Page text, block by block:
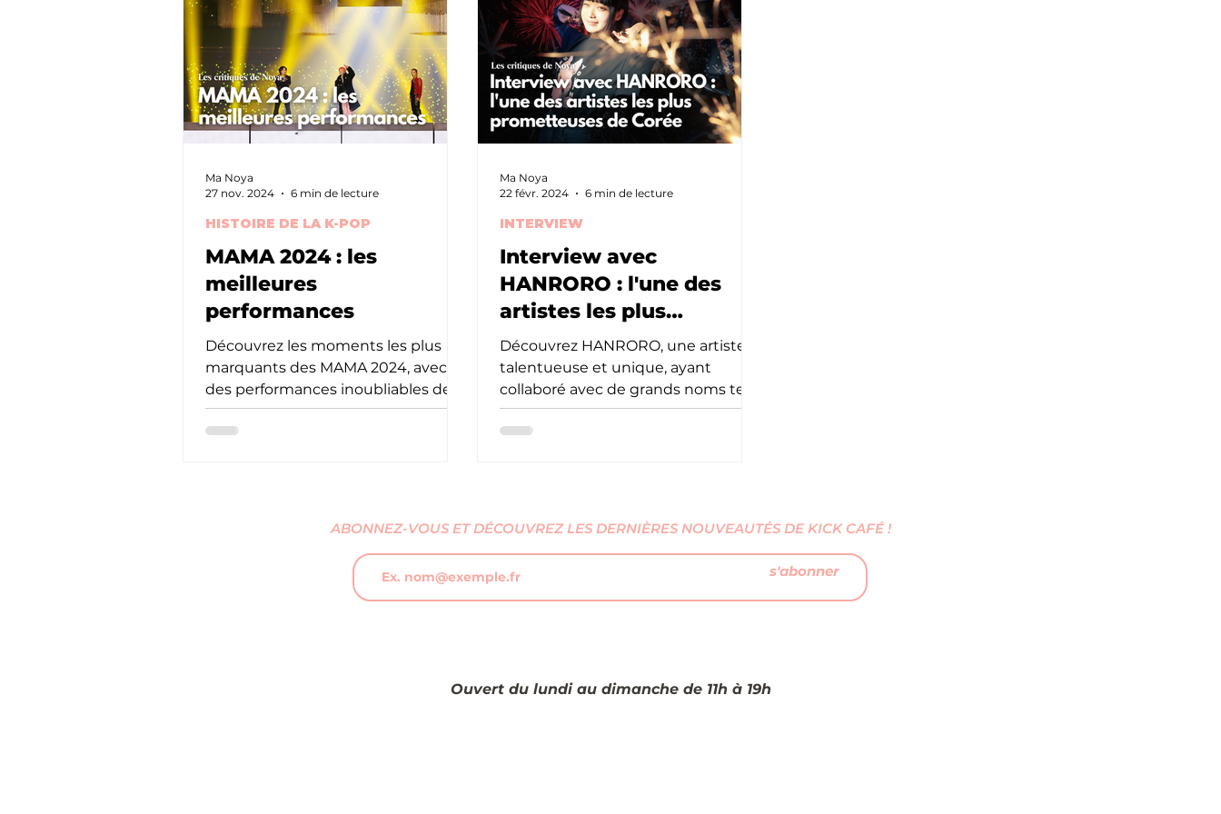
MAMA 2024 : les
meilleures
performances
Découvrez les moments les plus
marquants des MAMA 2024, avec
des performances inoubliables de
BIGBANG, G-DRAGON, Rosé, TXT, et
bien d'autres
HISTOIRE DE LA K-POP
Ma Noya
27 nov. 2024
6 min de lecture
Interview avec
HANRORO : l'une des
artistes les plus
prometteuses de Corée
Découvrez HANRORO, une artiste
talentueuse et unique, ayant
collaboré avec de grands noms tels
que TXT, Taeyeon et Lee Chanhyuk.
Explorez so
INTERVIEW
Ma Noya
22 févr. 2024
6 min de lecture
ABONNEZ-VOUS ET DÉCOUVREZ LES DERNIÈRES NOUVEAUTÉS DE KICK CAFÉ !
s'abonner
Ouvert du lundi au dimanche de 11h à 19h​